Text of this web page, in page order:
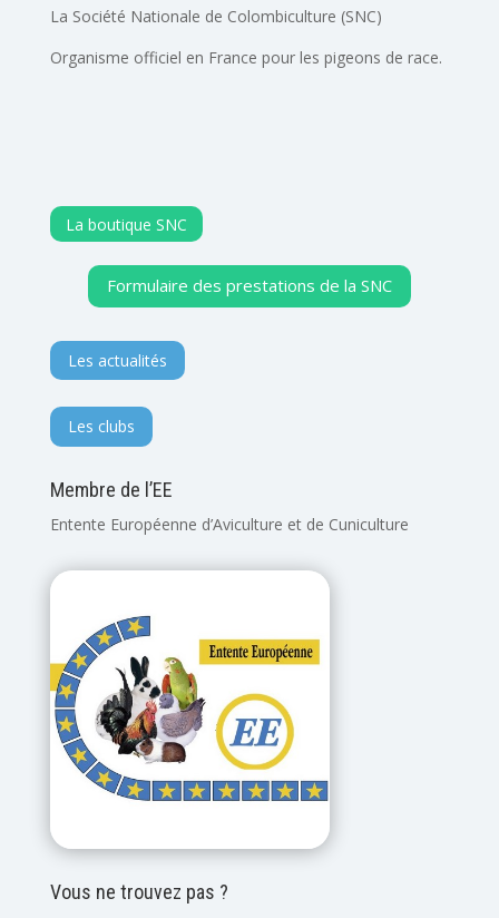
La Société Nationale de Colombiculture (SNC)
Organisme officiel en France pour les pigeons de race.
La boutique SNC
Formulaire des prestations de la SNC
Les actualités
Les clubs
Membre de l’EE
Entente Européenne d’Aviculture et de Cuniculture
Vous ne trouvez pas ?